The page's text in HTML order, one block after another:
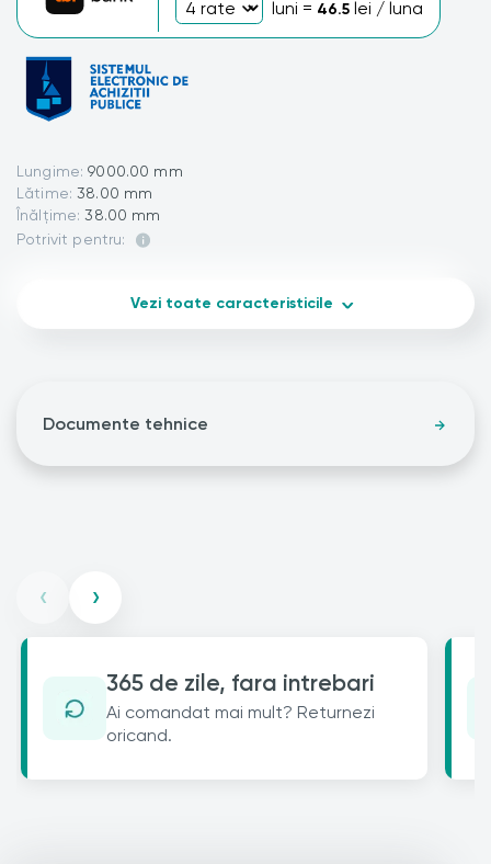
luni = 46.5 lei / luna
Lungime: 9000.00 mm
Lătime: 38.00 mm
Înălțime: 38.00 mm
Potrivit pentru:
Vezi toate caracteristicile
Documente tehnice
‹ ›
365 de zile, fara intrebari
Ai comandat mai mult? Returnezi
oricand.